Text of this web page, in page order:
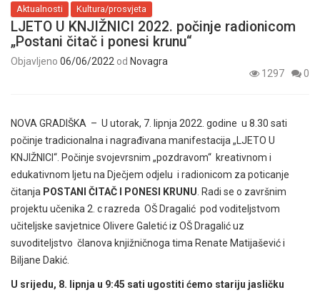
Aktualnosti Kultura/prosvjeta
LJETO U KNJIŽNICI 2022. počinje radionicom
„Postani čitač i ponesi krunu“
Objavljeno 06/06/2022 od Novagra
1297
0
NOVA GRADIŠKA – U utorak, 7. lipnja 2022. godine u 8.30 sati
počinje tradicionalna i nagrađivana manifestacija „LJETO U
KNJIŽNICI“. Počinje svojevrsnim „pozdravom“ kreativnom i
edukativnom ljetu na Dječjem odjelu i radionicom za poticanje
čitanja POSTANI ČITAČ I PONESI KRUNU. Radi se o završnim
projektu učenika 2. c razreda OŠ Dragalić pod voditeljstvom
učiteljske savjetnice Olivere Galetić iz OŠ Dragalić uz
suvoditeljstvo članova knjižničnoga tima Renate Matijašević i
Biljane Dakić.
U srijedu, 8. lipnja u 9:45 sati ugostiti ćemo stariju jasličku